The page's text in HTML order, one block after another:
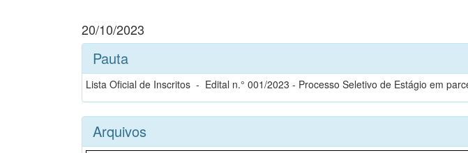
20/10/2023
Pauta
Lista Oficial de Inscritos - Edital n.° 001/2023 - Processo Seletivo de Estágio em
Arquivos